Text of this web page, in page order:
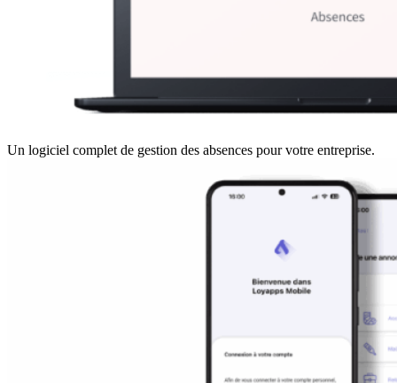
Un logiciel complet de gestion des absences pour votre entreprise.